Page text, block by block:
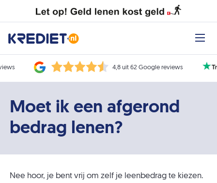
4,8 uit 62 Google reviews
Moet ik een afgerond
bedrag lenen?
Nee hoor, je bent vrij om zelf je leenbedrag te kiezen.